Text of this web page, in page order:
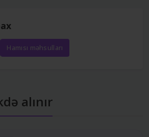
Hamısı məhsulları
alınır